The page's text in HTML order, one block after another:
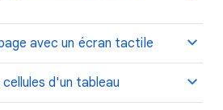
avec un écran tactile
d'un tableau